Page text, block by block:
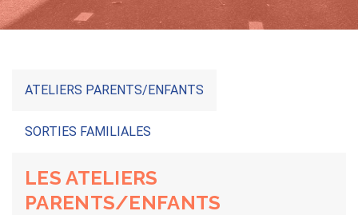
ATELIERS PARENTS/ENFANTS
SORTIES FAMILIALES
LES ATELIERS
PARENTS/ENFANTS